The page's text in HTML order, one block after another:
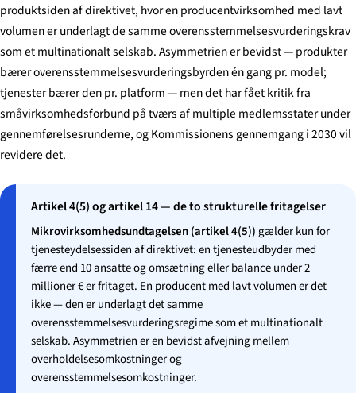
produktsiden af direktivet, hvor en producentvirksomhed med lavt
volumen er underlagt de samme overensstemmelsesvurderingskrav
som et multinationalt selskab. Asymmetrien er bevidst — produkter
bærer overensstemmelsesvurderingsbyrden én gang pr. model;
tjenester bærer den pr. platform — men det har fået kritik fra
småvirksomhedsforbund på tværs af multiple medlemsstater under
gennemførelsesrunderne, og Kommissionens gennemgang i 2030 vil
revidere det.
Artikel 4(5) og artikel 14 — de to strukturelle fritagelser
Mikrovirksomhedsundtagelsen (artikel 4(5)) gælder kun for
tjenesteydelsessiden af direktivet: en tjenesteudbyder med
færre end 10 ansatte og omsætning eller balance under 2
millioner € er fritaget. En producent med lavt volumen er det
ikke — den er underlagt det samme
overensstemmelsesvurderingsregime som et multinationalt
selskab. Asymmetrien er en bevidst afvejning mellem
overholdelsesomkostninger og
overensstemmelsesomkostninger.